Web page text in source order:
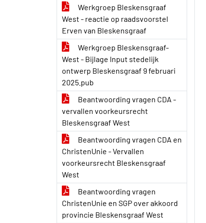
Werkgroep Bleskensgraaf
West - reactie op raadsvoorstel
Erven van Bleskensgraaf
Werkgroep Bleskensgraaf-
West - Bijlage Input stedelijk
ontwerp Bleskensgraaf 9 februari
2025.pub
Beantwoording vragen CDA -
vervallen voorkeursrecht
Bleskensgraaf West
Beantwoording vragen CDA en
ChristenUnie - Vervallen
voorkeursrecht Bleskensgraaf
West
Beantwoording vragen
ChristenUnie en SGP over akkoord
provincie Bleskensgraaf West